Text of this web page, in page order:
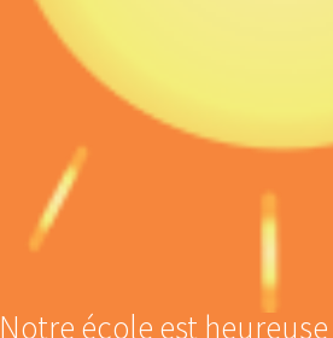
Notre école est